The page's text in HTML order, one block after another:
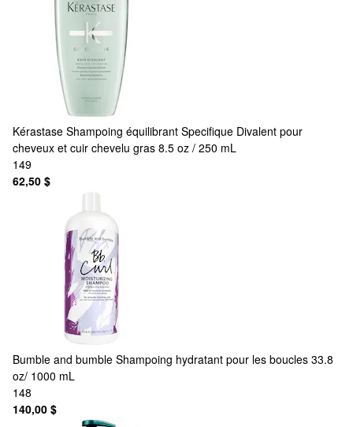
Kérastase Shampoing équilibrant Specifique Divalent pour
cheveux et cuir chevelu gras 8.5 oz / 250 mL
149
62,50 $
Bumble and bumble Shampoing hydratant pour les boucles 33.8
oz/ 1000 mL
148
140,00 $